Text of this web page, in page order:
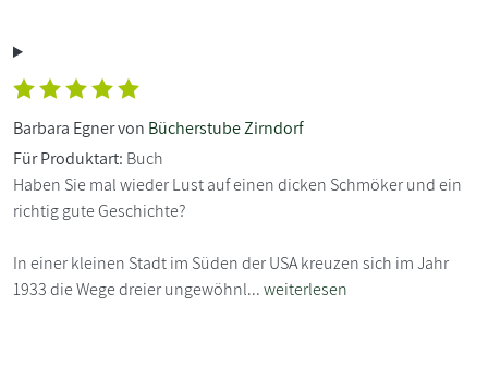
Barbara Egner von Bücherstube Zirndorf
Für Produktart: Buch
Haben Sie mal wieder Lust auf einen dicken Schmöker und ein
richtig gute Geschichte?
In einer kleinen Stadt im Süden der USA kreuzen sich im Jahr
1933 die Wege dreier ungewöhnl...weiterlesen